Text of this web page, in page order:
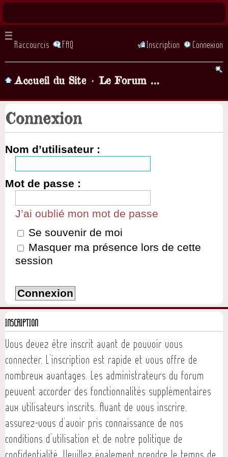
Raccourcis FAQ Connexion
Inscription
Accueil du Site Le Forum de la chorale, Parlons chansons! (lorsque vous demandez à être inscrit il faut attendre... quelques heures, qu'un admin valide votre inscription)
Connexion
Nom d’utilisateur :
Mot de passe :
J’ai oublié mon mot de passe
Se souvenir de moi
Masquer ma présence lors de cette
session
INSCRIPTION
Vous devez être inscrit avant de pouvoir vous
connecter. L’inscription est rapide et vous offre de
nombreux avantages. Les administrateurs du forum
peuvent accorder des fonctionnalités supplémentaires
aux utilisateurs inscrits. Avant de vous inscrire,
assurez-vous d’avoir pris connaissance de nos
conditions d’utilisation et de notre politique de